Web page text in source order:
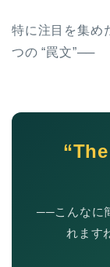
特に注目を集め
つの “罠文”──
──こんなに
れます